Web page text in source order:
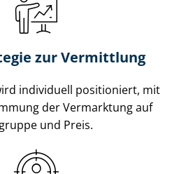
zur Vermittlung
individuell positioniert, mit
der Vermarktung auf
und Preis.